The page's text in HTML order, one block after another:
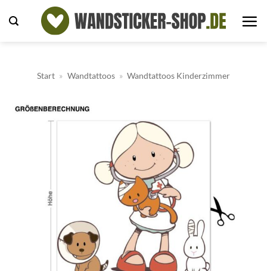
Inhalt
Start » Wandtattoos » Wandtattoos Kinderzimmer